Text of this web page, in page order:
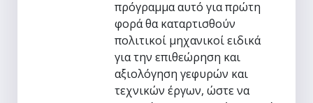
πρόγραμμα αυτό για πρώτη
φορά θα καταρτισθούν
πολιτικοί μηχανικοί ειδικά
για την επιθεώρηση και
αξιολόγηση γεφυρών και
τεχνικών έργων, ώστε να